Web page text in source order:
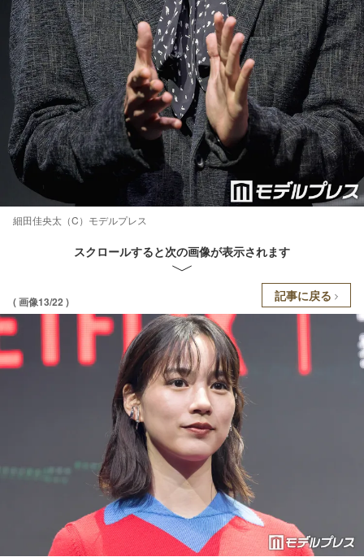
細田佳央太（C）モデルプレス
スクロールすると次の画像が表示されます
( 画像13/22 ) 記事に戻る